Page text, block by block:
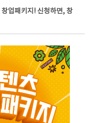
업패키지! 신청하면, 창